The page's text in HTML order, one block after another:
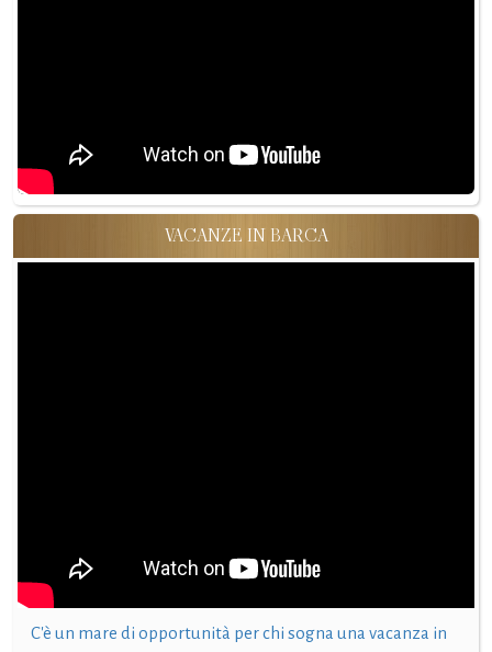
VACANZE IN BARCA
C'è un mare di opportunità per chi sogna una vacanza in